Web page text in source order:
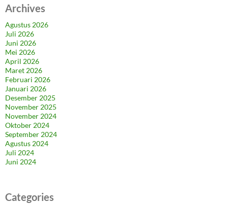
Archives
Agustus 2026
Juli 2026
Juni 2026
Mei 2026
April 2026
Maret 2026
Februari 2026
Januari 2026
Desember 2025
November 2025
November 2024
Oktober 2024
September 2024
Agustus 2024
Juli 2024
Juni 2024
Categories